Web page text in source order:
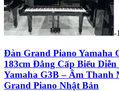
-
Đàn Grand Piano Yamaha
183cm Đẳng Cấp Biểu
Yamaha G3B – Âm Thanh
Grand Piano Nhật Bản